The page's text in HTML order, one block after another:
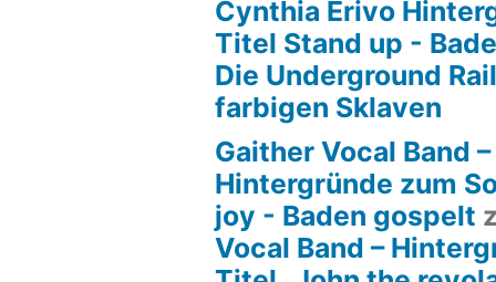
Cynthia Erivo
Titel Stand up -
Die Underground
farbigen Sklaven
Gaither Vocal Band –
Hintergründe zum
joy - Baden gospelt
Vocal Band –